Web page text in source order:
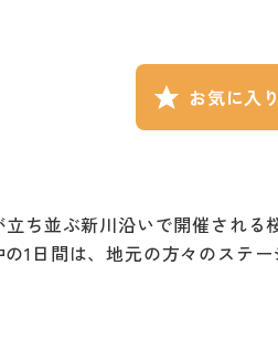
お気に入
ち並ぶ新川沿いで開催され
1日間は、地元の方々のステー